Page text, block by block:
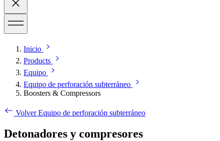
Inicio
Products
Equipo
Equipo de perforación subterráneo
Boosters & Compressors
Volver Equipo de perforación subterráneo
Detonadores y compresores